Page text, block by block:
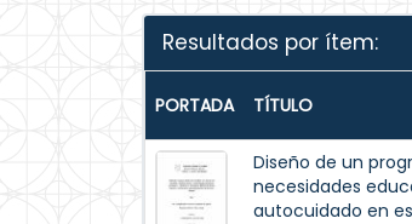
Resultados por ítem:
PORTADA TÍTULO
Diseño de un
necesidades
autocuidado en